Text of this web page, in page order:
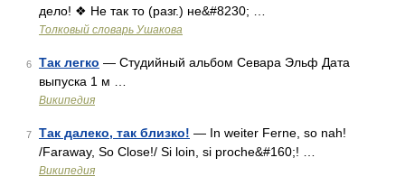
дело! ❖ Не так то (разг.) не&#8230; …
Толковый словарь Ушакова
6 Так легко — Студийный альбом Севара Эльф Дата
выпуска 1 м …
Википедия
7 Так далеко, так близко! — In weiter Ferne, so nah!
/Faraway, So Close!/ Si loin, si proche&#160;! …
Википедия